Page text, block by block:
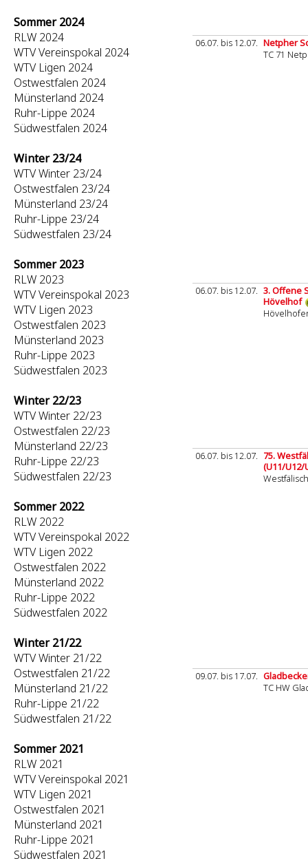
Sommer 2024
RLW 2024
WTV Vereinspokal 2024
WTV Ligen 2024
Ostwestfalen 2024
Münsterland 2024
Ruhr-Lippe 2024
Südwestfalen 2024
Winter 23/24
WTV Winter 23/24
Ostwestfalen 23/24
Münsterland 23/24
Ruhr-Lippe 23/24
Südwestfalen 23/24
Sommer 2023
RLW 2023
WTV Vereinspokal 2023
WTV Ligen 2023
Ostwestfalen 2023
Münsterland 2023
Ruhr-Lippe 2023
Südwestfalen 2023
Winter 22/23
WTV Winter 22/23
Ostwestfalen 22/23
Münsterland 22/23
Ruhr-Lippe 22/23
Südwestfalen 22/23
Sommer 2022
RLW 2022
WTV Vereinspokal 2022
WTV Ligen 2022
Ostwestfalen 2022
Münsterland 2022
Ruhr-Lippe 2022
Südwestfalen 2022
Winter 21/22
WTV Winter 21/22
Ostwestfalen 21/22
Münsterland 21/22
Ruhr-Lippe 21/22
Südwestfalen 21/22
Sommer 2021
RLW 2021
WTV Vereinspokal 2021
WTV Ligen 2021
Ostwestfalen 2021
Münsterland 2021
Ruhr-Lippe 2021
Südwestfalen 2021
06.07. bis 12.07. Netpher
TC 71
06.07. bis 12.07. 3. Offene
Hövelhof
06.07. bis 12.07. 75.
(U11/U12/
09.07. bis 17.07.
TC HW